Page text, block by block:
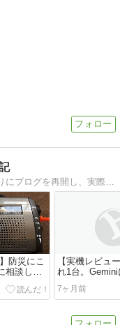
地方に住むシロクマおやじが、久しぶりにブログを再開し、実際に使っている物を紹介。使っていない物は紹介していない。ほか雑感など綴って行く予定です。ら
防災にこ
相談して
い防災ラ
【実機レビュ
れ1台。
選んだ「後悔
ジオ」の正体
7ヶ月前